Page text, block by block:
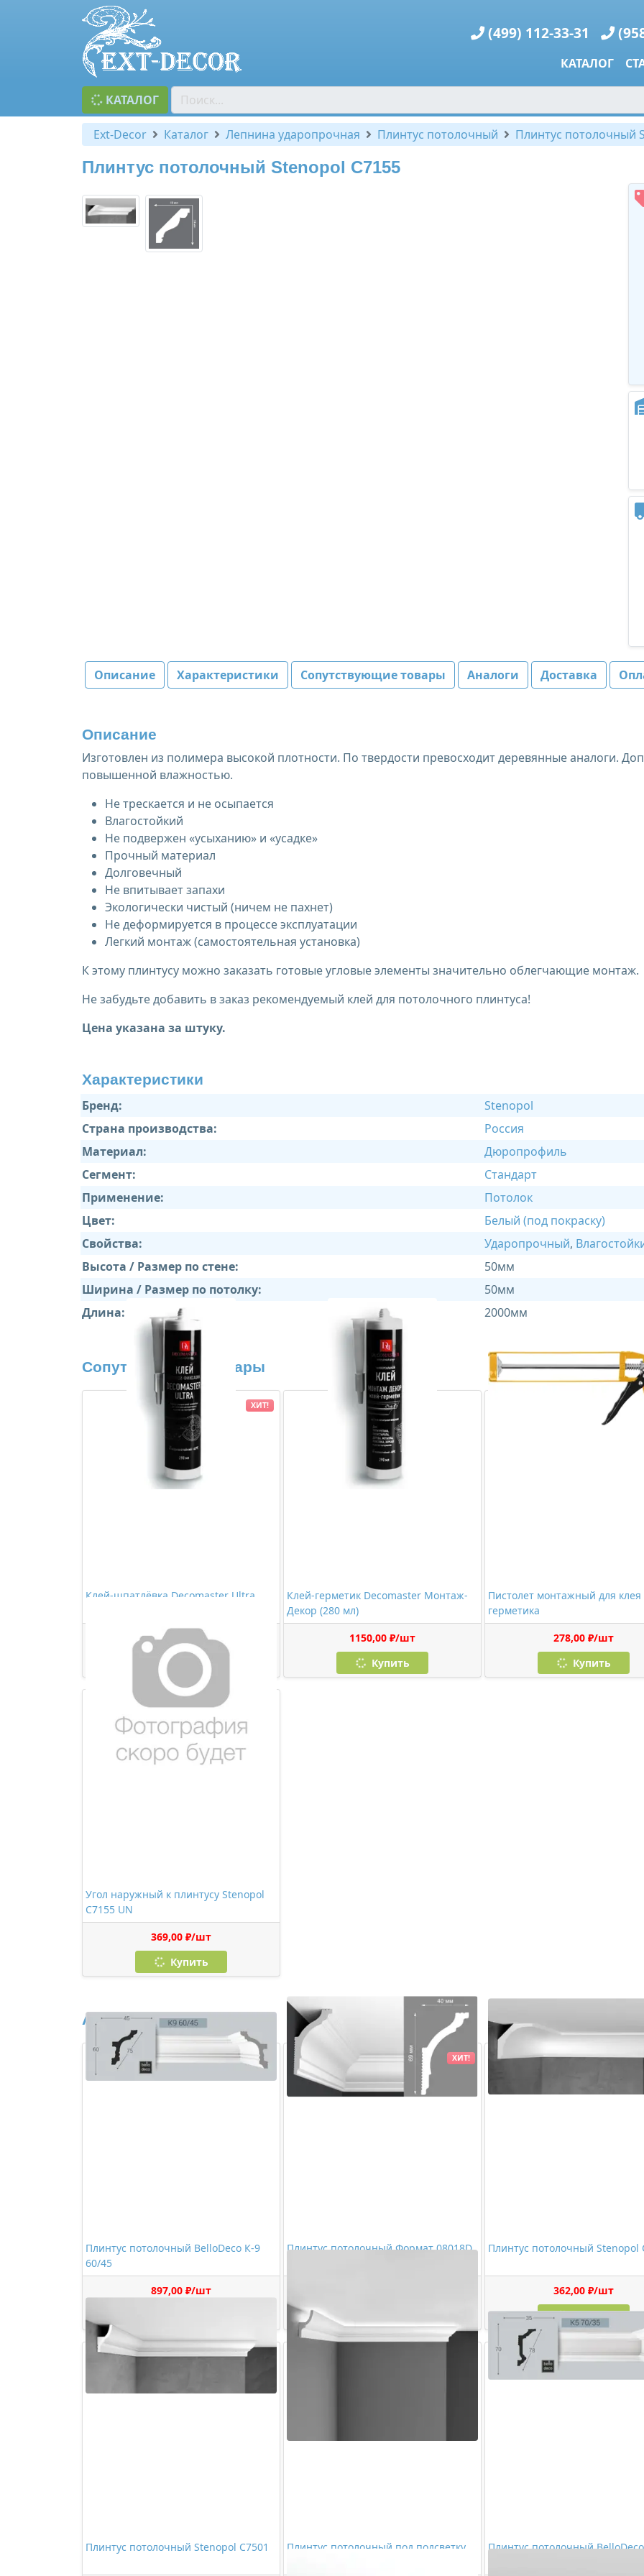
(499) 112-33-31
КАТАЛОГ
КАТАЛОГ
Ext-Decor Каталог Лепнина ударопрочная Плинтус потолочный Плинтус потолочный
Плинтус потолочный Stenopol C7155
Описание Характеристики Сопутствующие товары Аналоги Доставка
Описание
Изготовлен из полимера высокой плотности. По твердости превосходит деревянные аналоги.
повышенной влажностью.
Не трескается и не осыпается
Влагостойкий
Не подвержен «усыханию» и «усадке»
Прочный материал
Долговечный
Не впитывает запахи
Экологически чистый (ничем не пахнет)
Не деформируется в процессе эксплуатации
Легкий монтаж (самостоятельная установка)
К этому плинтусу можно заказать готовые угловые элементы значительно облегчающие монтаж.
Не забудьте добавить в заказ рекомендуемый клей для потолочного плинтуса!
Цена указана за штуку.
Характеристики
Бренд:
Stenopol
Страна производства:
Россия
Материал:
Дюропрофиль
Сегмент:
Стандарт
Применение:
Потолок
Цвет:
Белый (под покраску)
Свойства:
Ударопрочный,
Высота / Размер по стене:
50мм
Ширина / Размер по потолку:
50мм
Длина:
2000мм
Сопутствующие товары
Клей-шпатлёвка Decomaster Ultra
473,00 ₽/шт
Купить
ХИТ!
Клей-герметик Decomaster Монтаж-
Декор (280 мл)
1150,00 ₽/шт
Купить
Пистолет монтажный для клея
герметика
278,00 ₽/шт
Купить
Угол наружный к плинтусу Stenopol
C7155 UN
369,00 ₽/шт
Купить
Аналоги
Плинтус потолочный BelloDeco К-9
60/45
897,00 ₽/шт
Плинтус потолочный Формат 08018D
ХИТ!
Плинтус потолочный Stenopol
362,00 ₽/шт
Купить
Плинтус потолочный Stenopol C7501
Плинтус потолочный под подсветку
Плинтус потолочный